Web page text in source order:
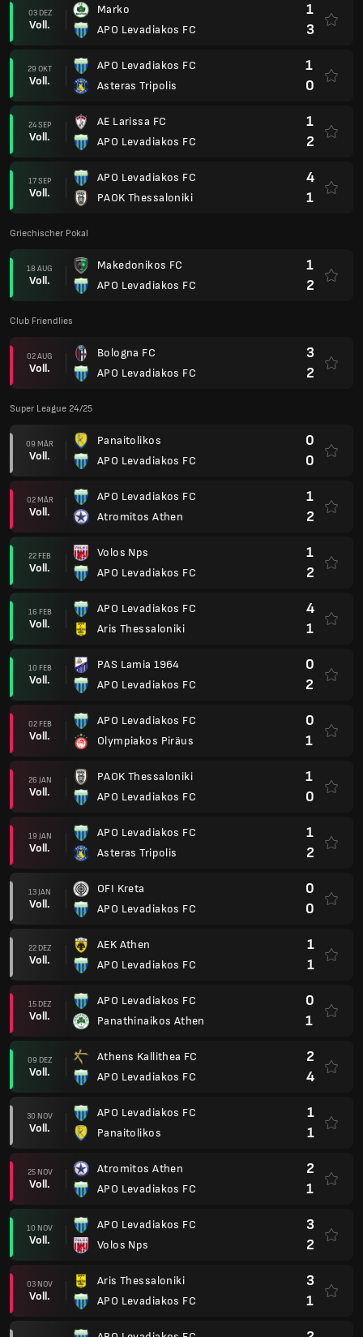
03 DEZ
Voll.
Marko
APO Levadiakos FC
1
3
29 OKT
Voll.
APO Levadiakos FC
Asteras Tripolis
1
0
24 SEP
Voll.
AE Larissa FC
APO Levadiakos FC
1
2
17 SEP
Voll.
APO Levadiakos FC
PAOK Thessaloniki
4
1
Griechischer Pokal
18 AUG
Voll.
Makedonikos FC
APO Levadiakos FC
1
2
Club Friendlies
02 AUG
Voll.
Bologna FC
APO Levadiakos FC
3
2
Super League 24/25
09 MÄR
Voll.
Panaitolikos
APO Levadiakos FC
0
0
02 MÄR
Voll.
APO Levadiakos FC
Atromitos Athen
1
2
22 FEB
Voll.
Volos Nps
APO Levadiakos FC
1
2
16 FEB
Voll.
APO Levadiakos FC
Aris Thessaloniki
4
1
10 FEB
Voll.
PAS Lamia 1964
APO Levadiakos FC
0
2
02 FEB
Voll.
APO Levadiakos FC
Olympiakos Piräus
0
1
26 JAN
Voll.
PAOK Thessaloniki
APO Levadiakos FC
1
0
19 JAN
Voll.
APO Levadiakos FC
Asteras Tripolis
1
2
13 JAN
Voll.
OFI Kreta
APO Levadiakos FC
0
0
22 DEZ
Voll.
AEK Athen
APO Levadiakos FC
1
1
15 DEZ
Voll.
APO Levadiakos FC
Panathinaikos Athen
0
1
09 DEZ
Voll.
Athens Kallithea FC
APO Levadiakos FC
2
4
30 NOV
Voll.
APO Levadiakos FC
Panaitolikos
1
1
25 NOV
Voll.
Atromitos Athen
APO Levadiakos FC
2
1
10 NOV
Voll.
APO Levadiakos FC
Volos Nps
3
2
03 NOV
Voll.
Aris Thessaloniki
APO Levadiakos FC
3
1